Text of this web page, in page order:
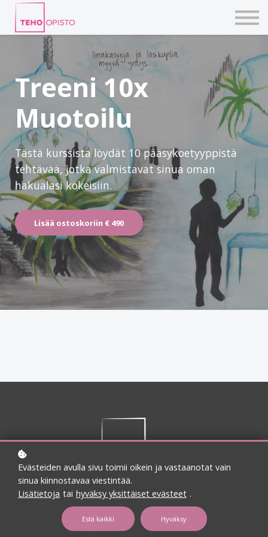
TAIDEPAJAT
ILMOITTAUDU
KIRJAUDU TEHOVERKKOON
Treeni 10x
Muotoilu
Tästä kurssista löydät 10 pääsykoetyyppistä
tehtävää, jotka valmistavat sinua oman
hakualasi kokeisiin.
Lisää ostoskoriin € 490
Soita, tekstaa tai laita whatsapp-viestiä mihin aikaan
tahansa!
040 554 5595
040 554 5595
Evästeiden avulla sivu toimii oikein ja vastaanotat vain
sinua kiinnostavaa viestintää.
Lisätietoja tai hyväksy yksittäiset evästeet .
Estä kaikki Hyväksy